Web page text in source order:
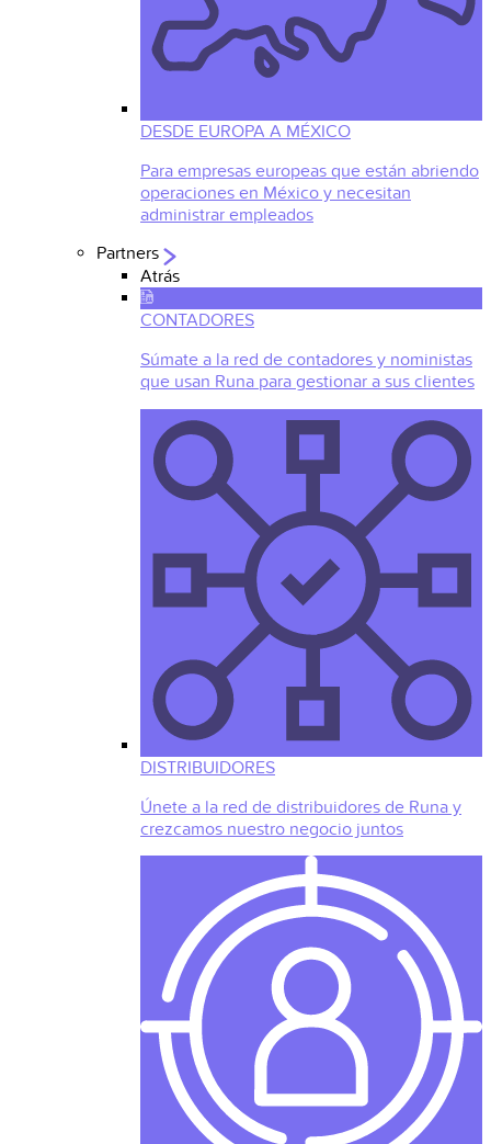
DESDE EUROPA A MÉXICO
Para empresas europeas que están abriendo
operaciones en México y necesitan
administrar empleados
Partners
Atrás
CONTADORES
Súmate a la red de contadores y noministas
que usan Runa para gestionar a sus clientes
DISTRIBUIDORES
Únete a la red de distribuidores de Runa y
crezcamos nuestro negocio juntos